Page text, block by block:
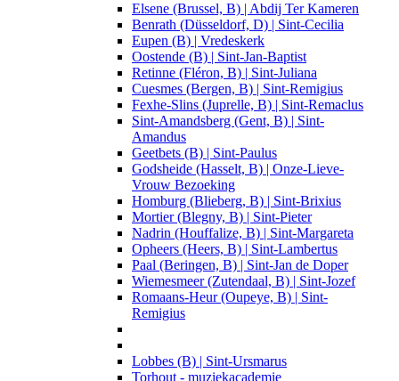
Elsene (Brussel, B) | Abdij Ter Kameren
Benrath (Düsseldorf, D) | Sint-Cecilia
Eupen (B) | Vredeskerk
Oostende (B) | Sint-Jan-Baptist
Retinne (Fléron, B) | Sint-Juliana
Cuesmes (Bergen, B) | Sint-Remigius
Fexhe-Slins (Juprelle, B) | Sint-Remaclus
Sint-Amandsberg (Gent, B) | Sint-
Amandus
Geetbets (B) | Sint-Paulus
Godsheide (Hasselt, B) | Onze-Lieve-
Vrouw Bezoeking
Homburg (Blieberg, B) | Sint-Brixius
Mortier (Blegny, B) | Sint-Pieter
Nadrin (Houffalize, B) | Sint-Margareta
Opheers (Heers, B) | Sint-Lambertus
Paal (Beringen, B) | Sint-Jan de Doper
Wiemesmeer (Zutendaal, B) | Sint-Jozef
Romaans-Heur (Oupeye, B) | Sint-
Remigius
Lobbes (B) | Sint-Ursmarus
Torhout - muziekacademie